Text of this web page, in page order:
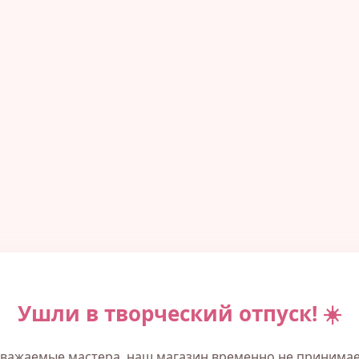
Ушли в творческий отпуск! ☀️